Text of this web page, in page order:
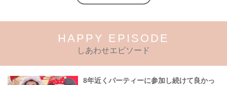
HAPPY EPISODE
しあわせエピソード
8年近くパーティーに参加し続けて良かっ